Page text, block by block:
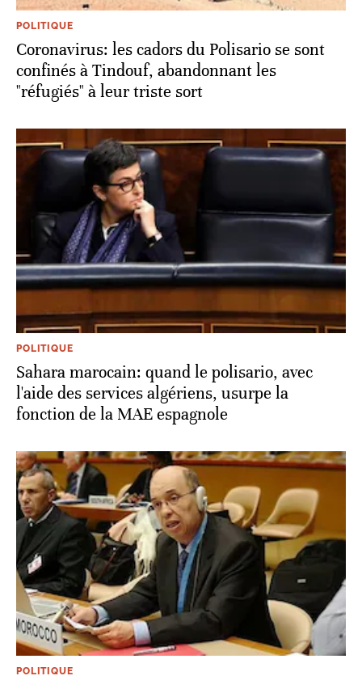
POLITIQUE
Coronavirus: les cadors du Polisario se sont
confinés à Tindouf, abandonnant les
"réfugiés" à leur triste sort
POLITIQUE
Sahara marocain: quand le polisario, avec
l'aide des services algériens, usurpe la
fonction de la MAE espagnole
POLITIQUE